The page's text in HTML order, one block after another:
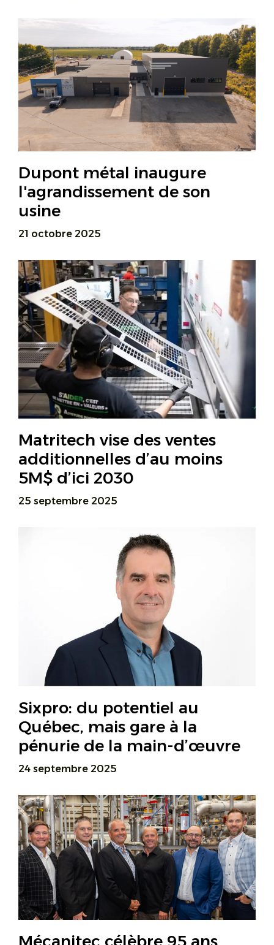
Dupont métal inaugure
l'agrandissement de son
usine
21 octobre 2025
Matritech vise des ventes
additionnelles d’au moins
5M$ d’ici 2030
25 septembre 2025
Sixpro: du potentiel au
Québec, mais gare à la
pénurie de la main-d’œuvre
24 septembre 2025